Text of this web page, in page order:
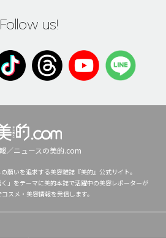
Follow us!
／ニュースの美的.com
願いを追求する美容雑誌『美的』公式サイト。
く」をテーマに美的本誌で活躍中の美容レポーターが
スメ・美容情報を発信します。